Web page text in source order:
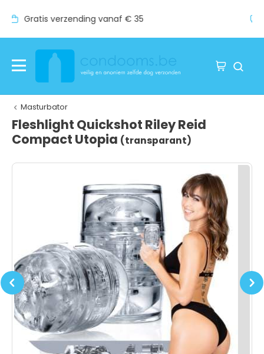
35 Vóór 17:00 uur besteld,
Masturbator
Fleshlight Quickshot Riley Reid
Compact Utopia (transparant)
Previous Next